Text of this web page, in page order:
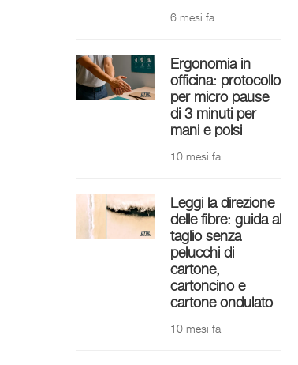
6 mesi fa
Ergonomia in
officina: protocollo
per micro pause
di 3 minuti per
mani e polsi
10 mesi fa
Leggi la direzione
delle fibre: guida al
taglio senza
pelucchi di
cartone,
cartoncino e
cartone ondulato
10 mesi fa